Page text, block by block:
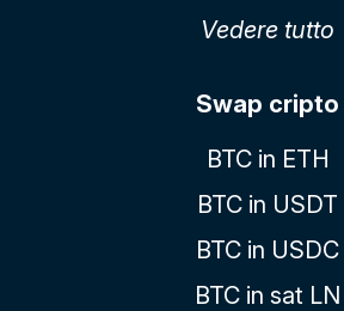
Vedere tutto
Swap cripto
BTC in ETH
BTC in USDT
BTC in USDC
BTC in sat LN